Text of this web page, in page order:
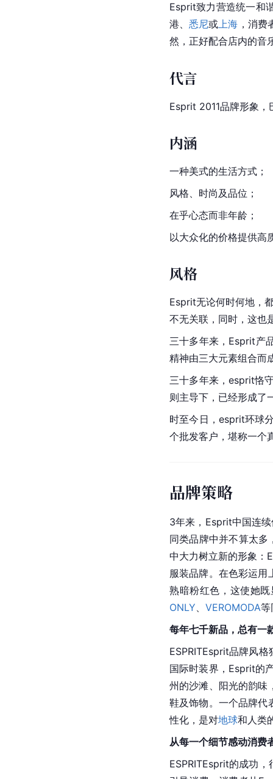
Esprit致力营造统一和
港、悉尼或上海 ，消
然，正好配合店内的音
代言
Esprit 2011品牌形象
内涵
一种美式的生活方式；
风格、时尚及品位；
在乎心态而非年龄；
以大众化的价格提供高
风格
Esprit无论何时何地，
不无关联，同时，这也
三十多年来，Esprit产
精神由三大元素组合而
三十多年来，esprit恪
则主导下，已经形成了
时至今日，esprit环球
个批发客户，堪称一个
品牌策略
3年来，Esprit中国连
同类品牌中并不算太
中大力树立新的形象：
服装品牌。在色彩运用
熟暗粉红色，这使她
ONLY、 VEROMODA等
每年七千新品，总有一
ESPRITEsprit品牌风
国际时装界，Esprit的
州 的沙滩、阳光的韵味
鞋及饰物。一个品牌代
性化，是对地球和人类
从每一个细节感动消费
ESPRITEsprit的成功